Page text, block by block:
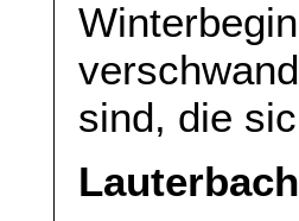
sind, die